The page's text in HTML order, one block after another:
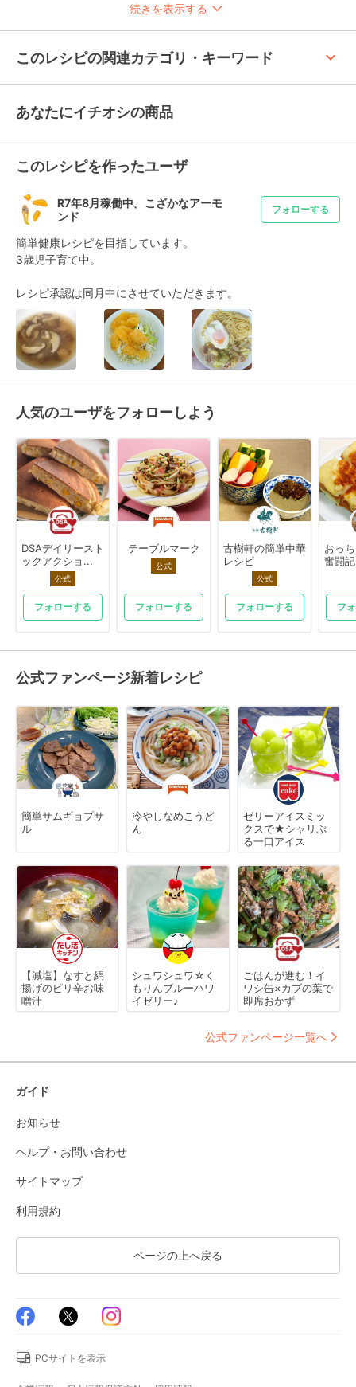
続きを表示する
このレシピの関連カテゴリ・キーワード keyboard_arrow_up
あなたにイチオシの商品
このレシピを作ったユーザ
R7年8月稼働中。こざかなアーモ
ンド
フォローする
簡単健康レシピを目指しています。
3歳児子育て中。
レシピ承認は同月中にさせていただきます。
人気のユーザをフォローしよう
DSAデイリースト
ックアクショ...
公式
フォローする
テーブルマーク
公式
フォローする
古樹軒の簡単中華
レシピ
公式
フォローする
おっ
奮闘記
フ
公式ファンページ新着レシピ
簡単サムギョプサ
ル
冷やしなめこうど
ん
ゼリーアイスミッ
クスで★シャリぷ
る一口アイス
【減塩】なすと絹
揚げのピリ辛お味
噌汁
シュワシュワ☆く
もりんブルーハワ
イゼリー♪
ごはんが進む！イ
ワシ缶×カブの葉で
即席おかず
公式ファンページ一覧へ
ガイド
お知らせ
ヘルプ・お問い合わせ
サイトマップ
利用規約
ページの上へ戻る
PCサイトを表示